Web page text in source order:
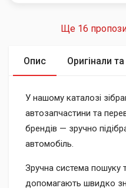
Опис Оригінали
У нашому каталозі
автозапчастини та
брендів — зручно
автомобіль.
Зручна система пошуку
допомагають швидко